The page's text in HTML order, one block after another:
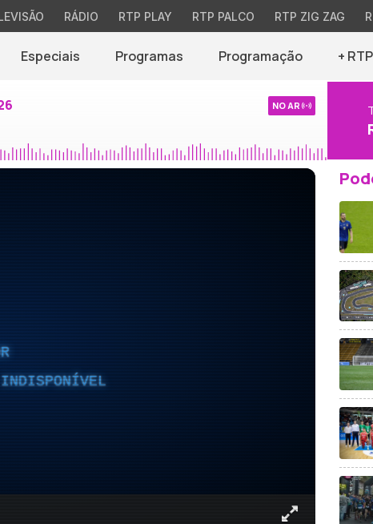
RÁDIO RTP PLAY RTP PALCO RTP ZIG ZAG
Especiais Programas Programação +
NO AR
INDISPONÍVEL